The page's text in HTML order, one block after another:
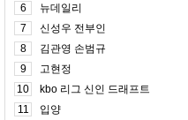
6
뉴데일리
7
신성우 전부인
8
김관영 손범규
9
고현정
10
kbo 리그 신인 드래프트
11
입양